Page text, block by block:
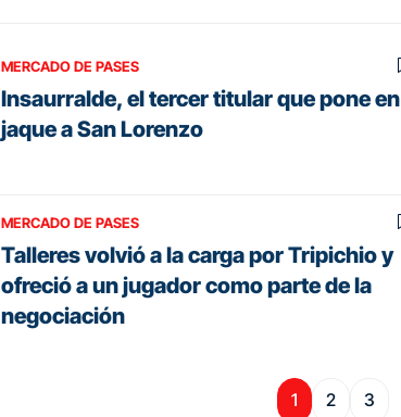
MERCADO DE PASES
Insaurralde, el tercer titular que pone en
jaque a San Lorenzo
MERCADO DE PASES
Talleres volvió a la carga por Tripichio y
ofreció a un jugador como parte de la
negociación
1 2 3